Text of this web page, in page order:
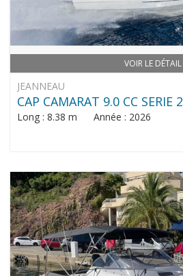
VOIR LE DÉTAIL
JEANNEAU
CAP CAMARAT 9.0 CC SERIE 2
Long : 8.38 m Année : 2026